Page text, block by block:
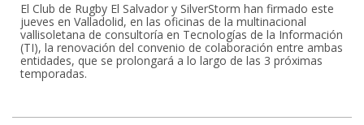
El Club de Rugby El Salvador y SilverStorm han firmado este
jueves en Valladolid, en las oficinas de la multinacional
vallisoletana de consultoría en Tecnologías de la Información
(TI), la renovación del convenio de colaboración entre ambas
entidades, que se prolongará a lo largo de las 3 próximas
temporadas.